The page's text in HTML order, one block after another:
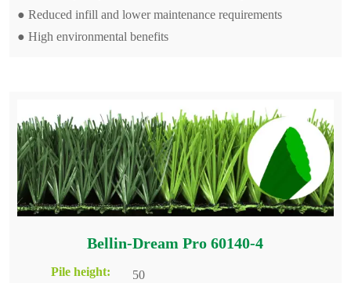
● Reduced infill and lower maintenance requirements
● High environmental benefits
Bellin-Dream Pro 60140-4
Pile height: 50